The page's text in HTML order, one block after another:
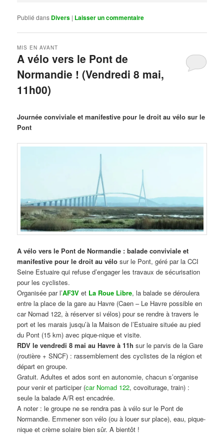
Publié dans Divers | Laisser un commentaire
A vélo vers le Pont de
Normandie ! (Vendredi 8 mai,
11h00)
MIS EN AVANT
Journée conviviale et manifestive pour le droit au vélo sur le
Pont
A vélo vers le Pont de Normandie : balade conviviale et
manifestive pour le droit au vélo sur le Pont, géré par la CCI
Seine Estuaire qui refuse d’engager les travaux de sécurisation
pour les cyclistes.
Organisée par l’AF3V et La Roue Libre, la balade se déroulera
entre la place de la gare au Havre (Caen – Le Havre possible en
car Nomad 122, à réserver si vélos) pour se rendre à travers le
port et les marais jusqu’à la Maison de l’Estuaire située au pied
du Pont (15 km) avec pique-nique et visite.
RDV le vendredi 8 mai au Havre à 11h sur le parvis de la Gare
(routière + SNCF) : rassemblement des cyclistes de la région et
départ en groupe.
Gratuit. Adultes et ados sont en autonomie, chacun s’organise
pour venir et participer (car Nomad 122, covoiturage, train) :
seule la balade A/R est encadrée.
A noter : le groupe ne se rendra pas à vélo sur le Pont de
Normandie. Emmener son vélo (ou à louer sur place), eau, pique-
nique et crème solaire bien sûr. A bientôt !